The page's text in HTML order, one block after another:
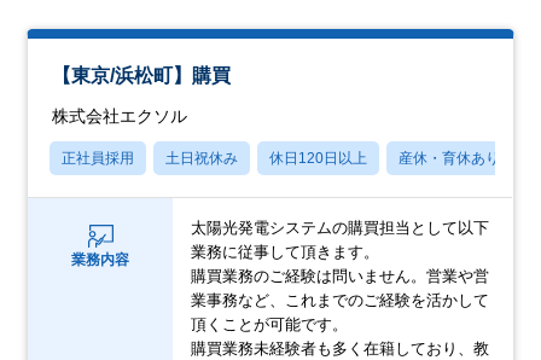
【東京/浜松町】購買
株式会社エクソル
正社員採用 土日祝休み 休日120日以上 産休・育休あり
業務内容
太陽光発電システムの購買担当として以下
業務に従事して頂きます。
購買業務のご経験は問いません。営業や営
業事務など、これまでのご経験を活かして
頂くことが可能です。
購買業務未経験者も多く在籍しており、教